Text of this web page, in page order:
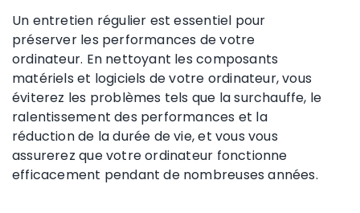
Un entretien régulier est essentiel pour
préserver les performances de votre
ordinateur. En nettoyant les composants
matériels et logiciels de votre ordinateur, vous
éviterez les problèmes tels que la surchauffe, le
ralentissement des performances et la
réduction de la durée de vie, et vous vous
assurerez que votre ordinateur fonctionne
efficacement pendant de nombreuses années.